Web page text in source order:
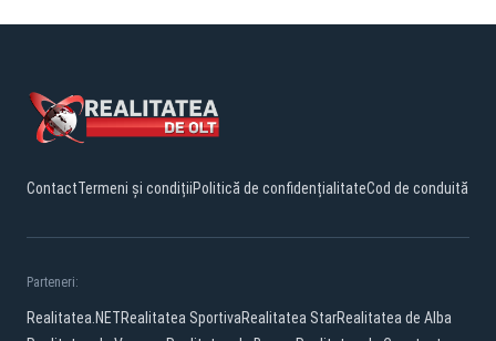
ContactTermeni și condițiiPolitică de confidențialitateCod de conduită
Parteneri:
Realitatea.NETRealitatea SportivaRealitatea StarRealitatea de Alba